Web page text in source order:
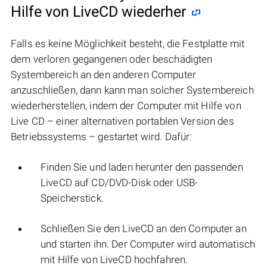
Hilfe von LiveCD wiederher
Falls es keine Möglichkeit besteht, die Festplatte mit
dem verloren gegangenen oder beschädigten
Systembereich an den anderen Computer
anzuschließen, dann kann man solcher Systembereich
wiederherstellen, indem der Computer mit Hilfe von
Live CD – einer alternativen portablen Version des
Betriebssystems – gestartet wird. Dafür:
Finden Sie und laden herunter den passenden
LiveCD auf CD/DVD-Disk oder USB-
Speicherstick.
Schließen Sie den LiveCD an den Computer an
und starten ihn. Der Computer wird automatisch
mit Hilfe von LiveCD hochfahren.